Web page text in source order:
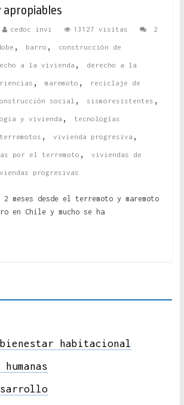
apropiables
cedoc invi 13127 visitas 2
, barro , construcción de
a la vivienda , derecho a la
, maremoto , reciclaje de
social , sismoresistentes ,
y vivienda , tecnologías
terremotos , vivienda progresiva ,
por el terremoto , viviendas de
progresivas
2 meses desde el terremoto y maremoto
en Chile y mucho se ha
habitacional